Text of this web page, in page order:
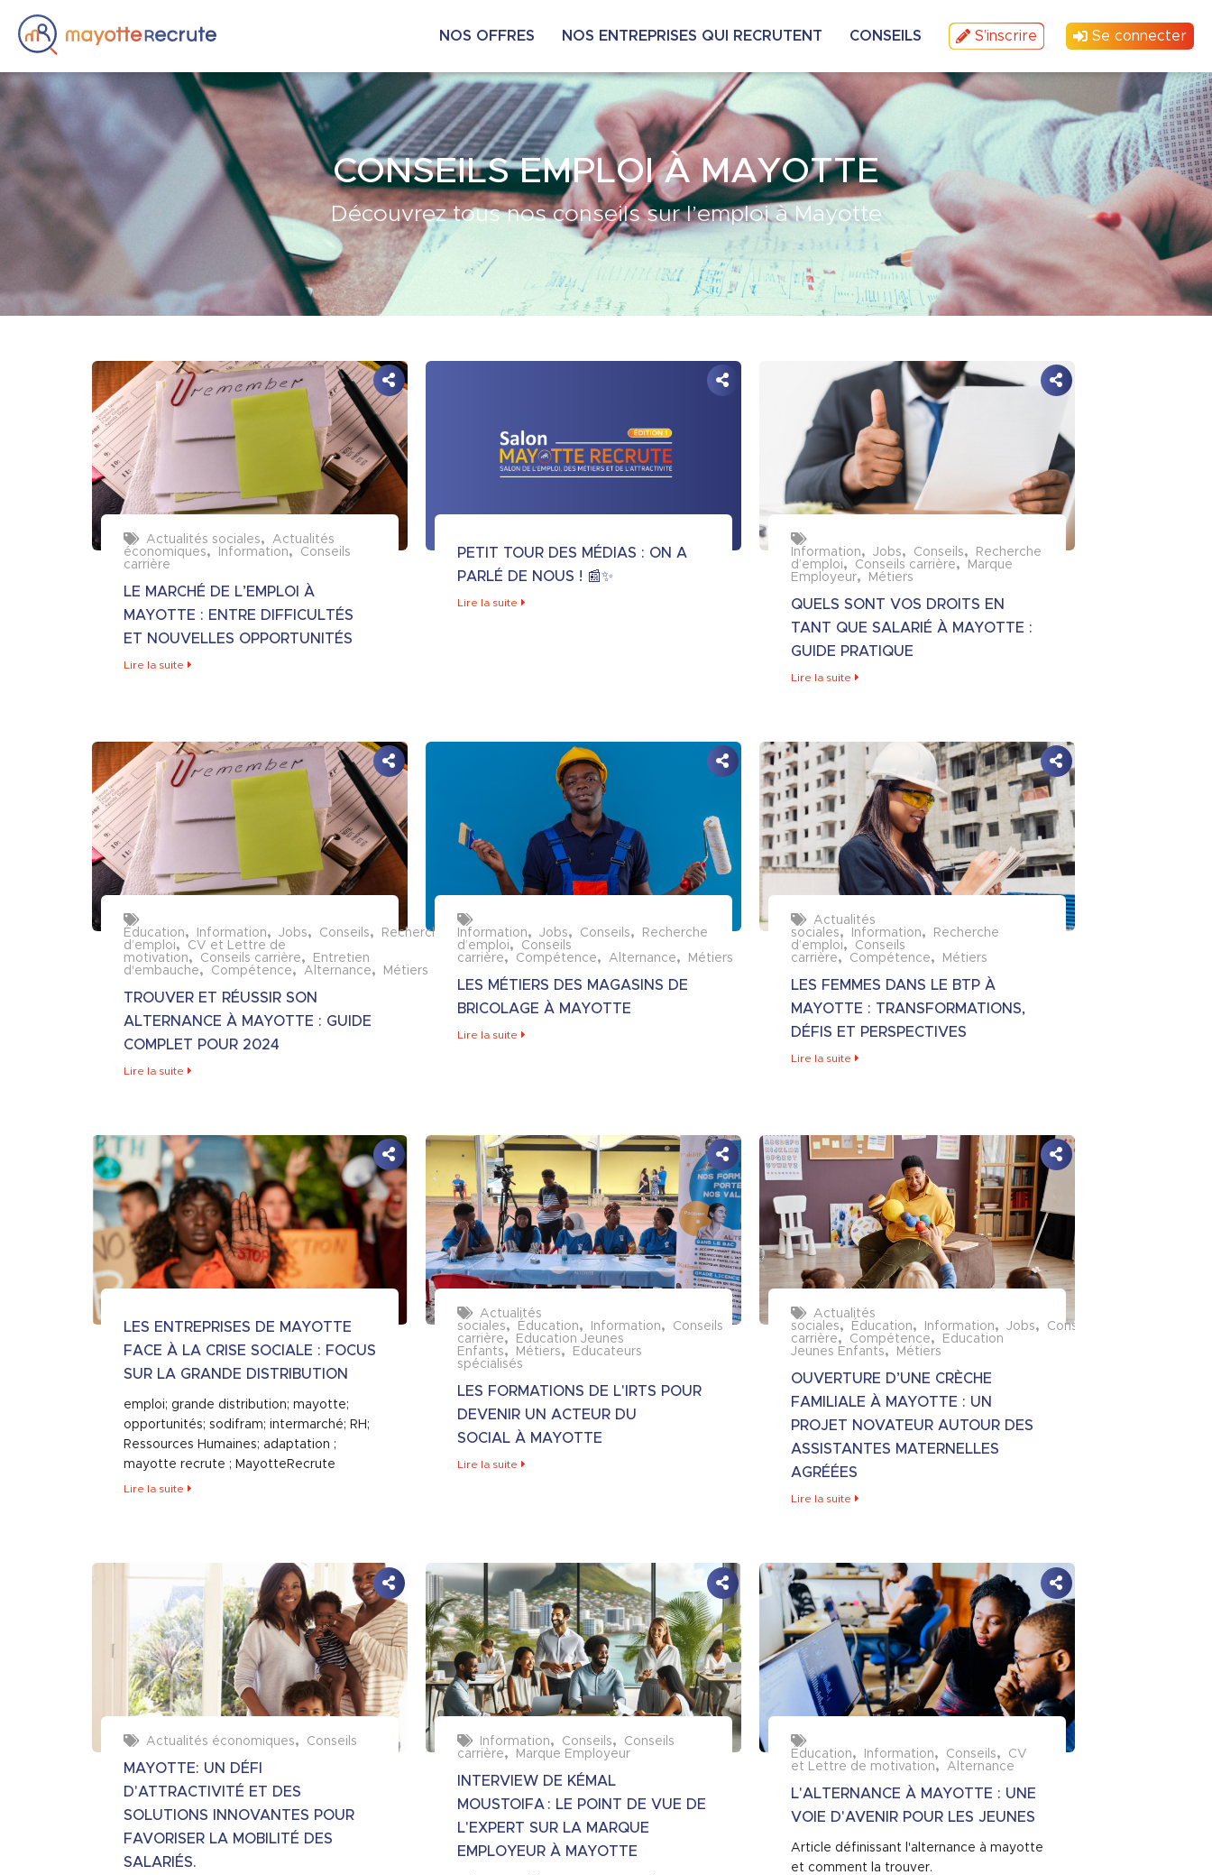
NOS OFFRES NOS ENTREPRISES QUI RECRUTENT CONSEILS S’inscrire Se connecter
CONSEILS EMPLOI À MAYOTTE
Découvrez tous nos conseils sur l’emploi à Mayotte
Actualités sociales
Actualités
économiques
Information
Conseils
carrière
LE MARCHÉ DE L’EMPLOI À
MAYOTTE : ENTRE DIFFICULTÉS
ET NOUVELLES OPPORTUNITÉS
Lire la suite
PETIT TOUR DES MÉDIAS : ON A
PARLÉ DE NOUS ! 📰✨
Lire la suite
Information Jobs Conseils
Recherche
d’emploi
Conseils carrière
Marque
Employeur
Métiers
QUELS SONT VOS DROITS EN
TANT QUE SALARIÉ À MAYOTTE :
GUIDE PRATIQUE
Lire la suite
Éducation Information Jobs Conseils
Recherche
d’emploi
CV et Lettre de
motivation
Conseils carrière
Entretien
d'embauche
Compétence Alternance Métiers
TROUVER ET RÉUSSIR SON
ALTERNANCE À MAYOTTE : GUIDE
COMPLET POUR 2024
Lire la suite
Information Jobs Conseils
Recherche
d’emploi
Conseils
carrière
Compétence Alternance Métiers
LES MÉTIERS DES MAGASINS DE
BRICOLAGE À MAYOTTE
Lire la suite
Actualités
sociales
Information
Recherche
d’emploi
Conseils
carrière
Compétence Métiers
LES FEMMES DANS LE BTP À
MAYOTTE : TRANSFORMATIONS,
DÉFIS ET PERSPECTIVES
Lire la suite
LES ENTREPRISES DE MAYOTTE
FACE À LA CRISE SOCIALE : FOCUS
SUR LA GRANDE DISTRIBUTION
emploi; grande distribution; mayotte;
opportunités; sodifram; intermarché; RH;
Ressources Humaines; adaptation ;
mayotte recrute ; MayotteRecrute
Lire la suite
Actualités
sociales
Éducation Information
Conseils
carrière
Education Jeunes
Enfants
Métiers
Educateurs
spécialisés
LES FORMATIONS DE L'IRTS POUR
DEVENIR UN ACTEUR DU
SOCIAL À MAYOTTE
Lire la suite
Actualités
sociales
Éducation Information Jobs
Conseils
carrière
Compétence
Education
Jeunes Enfants
Métiers
OUVERTURE D’UNE CRÈCHE
FAMILIALE À MAYOTTE : UN
PROJET NOVATEUR AUTOUR DES
ASSISTANTES MATERNELLES
AGRÉÉES
Lire la suite
Actualités économiques Conseils
MAYOTTE: UN DÉFI
D'ATTRACTIVITÉ ET DES
SOLUTIONS INNOVANTES POUR
FAVORISER LA MOBILITÉ DES
SALARIÉS.
Information Conseils
Conseils
carrière
Marque Employeur
INTERVIEW DE KÉMAL
MOUSTOIFA : LE POINT DE VUE DE
L'EXPERT SUR LA MARQUE
EMPLOYEUR À MAYOTTE
Éducation Information Conseils
CV
et Lettre de motivation
Alternance
L'ALTERNANCE À MAYOTTE : UNE
VOIE D'AVENIR POUR LES JEUNES
Article définissant l'alternance à mayotte
et comment la trouver.